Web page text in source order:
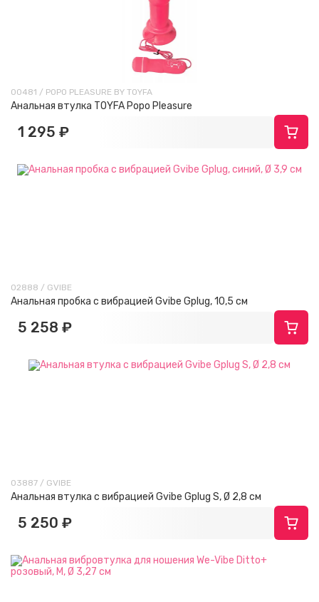
00481 / POPO PLEASURE BY TOYFA
Анальная втулка TOYFA Popo Pleasure
1 295 ₽
02888 / GVIBE
Анальная пробка с вибрацией Gvibe Gplug, 10,5 см
5 258 ₽
03887 / GVIBE
Анальная втулка с вибрацией Gvibe Gplug S, Ø 2,8 см
5 250 ₽